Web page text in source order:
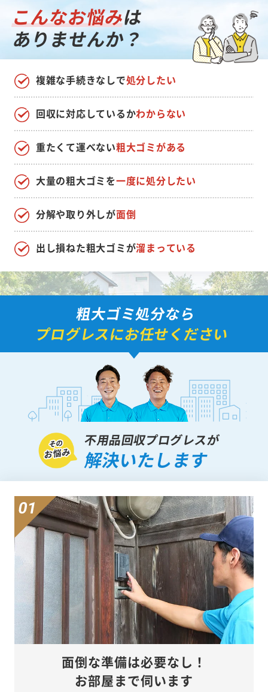
こんなお悩みは
ありませんか？
複雑な手続きなしで処分したい
大量の粗大ゴミを一度に処分したい
回収に対応しているかわからない
分解や取り外しが面倒
重たくて運べない粗大ゴミがある
出し損ねた粗大ゴミが溜まっている
粗大ゴミ処分なら
プログレスにお任せください
不用品回収プログレスが
解決いたします
面倒な準備は必要なし！
お部屋まで伺います